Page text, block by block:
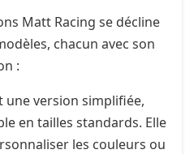
Matt Racing se décline
chacun avec son
:
une version simplifiée,
en tailles standards. Elle
les couleurs ou